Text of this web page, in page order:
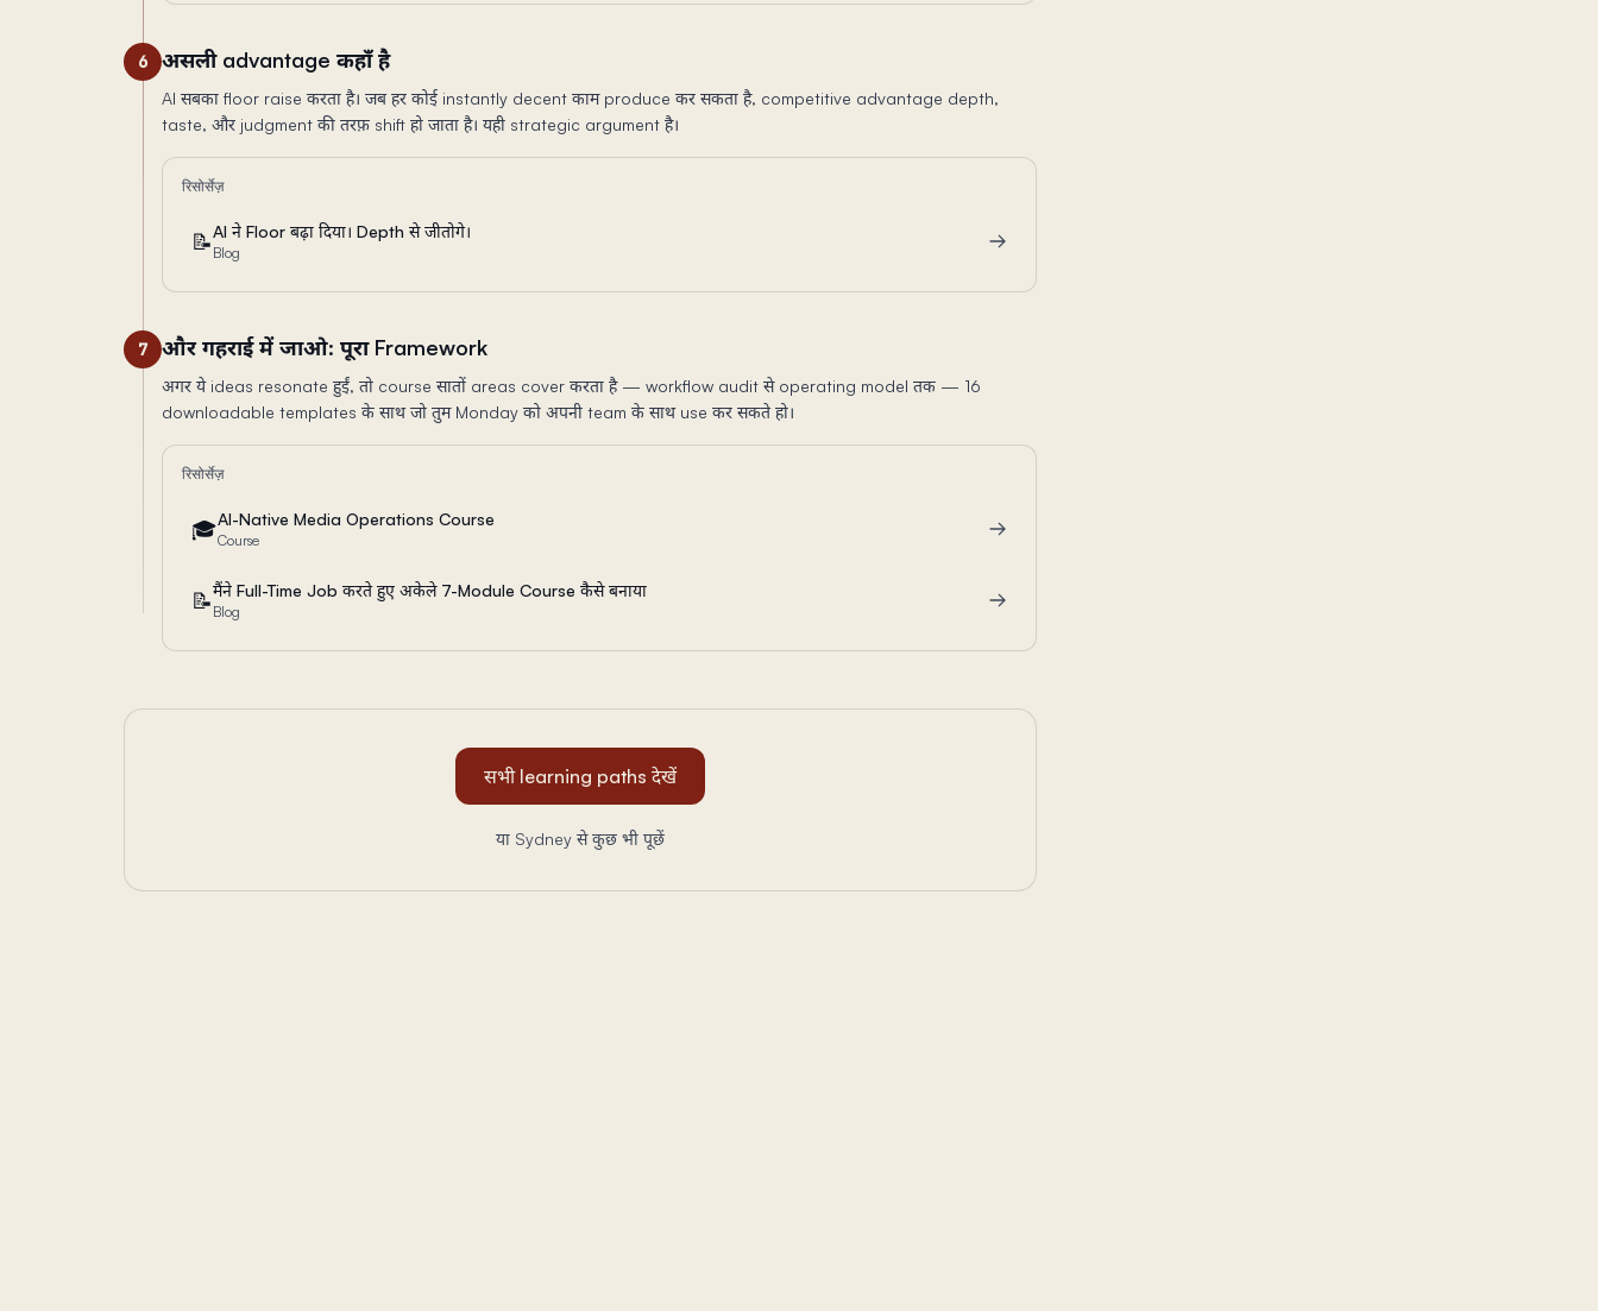
6 असली advantage कहाँ है
AI सबका floor raise करता है। जब हर कोई instantly decent काम produce कर सकता है, competitive advantage depth,
taste, और judgment की तरफ़ shift हो जाता है। यही strategic argument है।
रिसोर्सेज़
📝AI ने Floor बढ़ा दिया। Depth से जीतोगे।
Blog
7 और गहराई में जाओ: पूरा Framework
अगर ये ideas resonate हुईं, तो course सातों areas cover करता है — workflow audit से operating model तक — 16
downloadable templates के साथ जो तुम Monday को अपनी team के साथ use कर सकते हो।
रिसोर्सेज़
🎓AI-Native Media Operations Course
Course
📝मैंने Full-Time Job करते हुए अकेले 7-Module Course कैसे बनाया
Blog
सभी learning paths देखें
या Sydney से कुछ भी पूछें